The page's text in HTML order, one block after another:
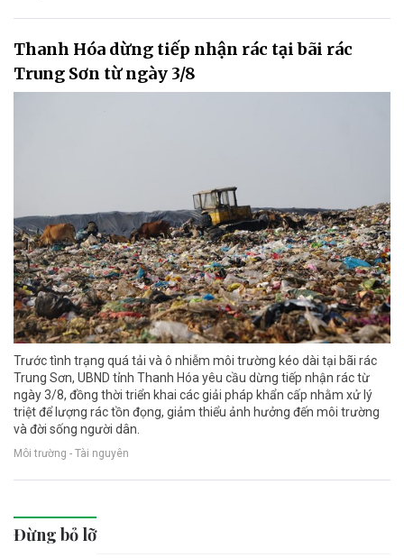
Thanh Hóa dừng tiếp nhận rác tại bãi rác
Trung Sơn từ ngày 3/8
Trước tình trạng quá tải và ô nhiễm môi trường kéo dài tại bãi rác
Trung Sơn, UBND tỉnh Thanh Hóa yêu cầu dừng tiếp nhận rác từ
ngày 3/8, đồng thời triển khai các giải pháp khẩn cấp nhằm xử lý
triệt để lượng rác tồn đọng, giảm thiểu ảnh hưởng đến môi trường
và đời sống người dân.
Môi trường - Tài nguyên
Đừng bỏ lỡ